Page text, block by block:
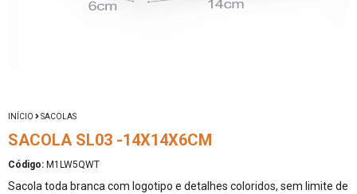
INÍCIO SACOLAS
SACOLA SL03 -14X14X6CM
Código: M1LW5QWT
Sacola toda branca com logotipo e detalhes coloridos, sem limite de